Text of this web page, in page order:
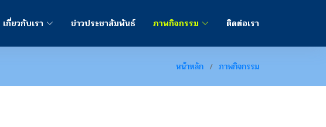
เกี่ยวกับเรา ข่าวประชาสัมพันธ์ ภาพกิจกรรม ติดต่อเรา
หน้าหลัก ภาพกิจกรรม